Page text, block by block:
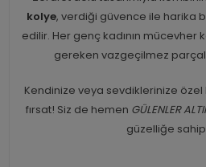
kolye, verdiği güvence ile harika
edilir. Her genç kadının mücevher
gereken vazgeçilmez
Kendinize veya sevdiklerinize
fırsat! Siz de hemen GÜLENLER
güzelliğe